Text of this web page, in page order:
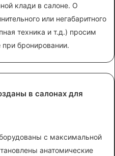
клади в салоне. О
или негабаритного
техника и т.д.) просим
бронировании.
в салонах для
с максимальной
анатомические